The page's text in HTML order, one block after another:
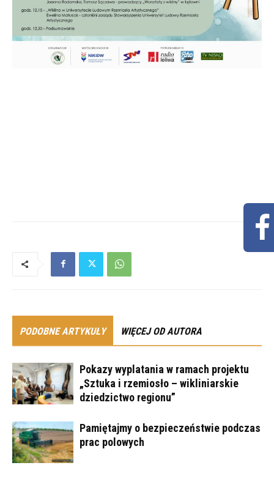
PODOBNE ARTYKUŁY WIĘCEJ OD AUTORA
Pokazy wyplatania w ramach projektu
„Sztuka i rzemiosło – wikliniarskie
dziedzictwo regionu”
Pamiętajmy o bezpieczeństwie podczas
prac polowych